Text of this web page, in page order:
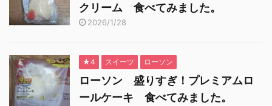
クリーム 食べてみました。
2026/1/28
★4 スイーツ ローソン
ローソン 盛りすぎ！プレミアムロ
ールケーキ 食べてみました。